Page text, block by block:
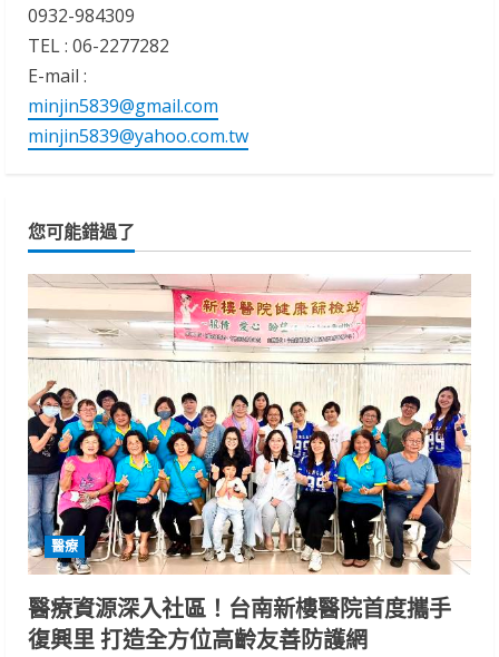
0932-984309
TEL : 06-2277282
E-mail :
minjin5839@gmail.com
minjin5839@yahoo.com.tw
您可能錯過了
醫療
醫療資源深入社區！台南新樓醫院首度攜手
復興里 打造全方位高齡友善防護網